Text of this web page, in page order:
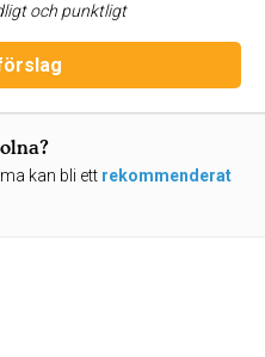
och punktligt
kan bli ett rekommenderat